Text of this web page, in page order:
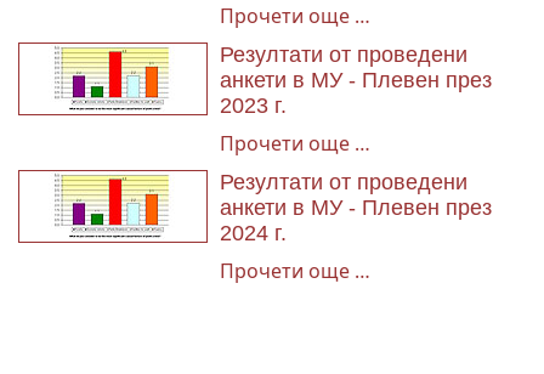
Прочети още …
Резултати от проведени
анкети в МУ - Плевен през
2023 г.
Прочети още …
Резултати от проведени
анкети в МУ - Плевен през
2024 г.
Прочети още …